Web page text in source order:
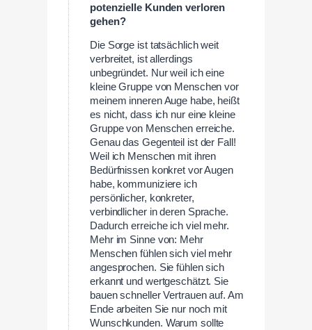
potenzielle Kunden verloren
gehen?
Die Sorge ist tatsächlich weit
verbreitet, ist allerdings
unbegründet. Nur weil ich eine
kleine Gruppe von Menschen vor
meinem inneren Auge habe, heißt
es nicht, dass ich nur eine kleine
Gruppe von Menschen erreiche.
Genau das Gegenteil ist der Fall!
Weil ich Menschen mit ihren
Bedürfnissen konkret vor Augen
habe, kommuniziere ich
persönlicher, konkreter,
verbindlicher in deren Sprache.
Dadurch erreiche ich viel mehr.
Mehr im Sinne von: Mehr
Menschen fühlen sich viel mehr
angesprochen. Sie fühlen sich
erkannt und wertgeschätzt. Sie
bauen schneller Vertrauen auf. Am
Ende arbeiten Sie nur noch mit
Wunschkunden. Warum sollte